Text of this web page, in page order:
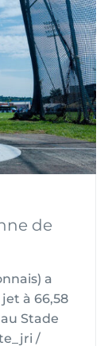
de
a
à 66,58
Stade
/